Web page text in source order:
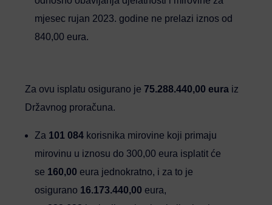
mjesec rujan 2023. godine ne prelazi iznos od
840,00 eura.
Za ovu isplatu osigurano je 75.288.440,00 ­­­eura iz
Državnog proračuna.
Za 101 084 korisnika mirovine koji primaju
mirovinu u iznosu do 300,00 eura isplatit će
se 160,00 eura jednokratno, i za to je
osigurano 16.173.440,00 eura,